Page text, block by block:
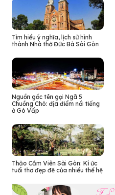
Tìm hiểu ý nghĩa, lịch sử hình
thành Nhà thờ Đức Bà Sài Gòn
Nguồn gốc tên gọi Ngã 5
Chuồng Chó: địa điểm nổi tiếng
ở Gò Vấp
Thảo Cầm Viên Sài Gòn: Kí ức
tuổi thơ đẹp đẽ của nhiều thế hệ